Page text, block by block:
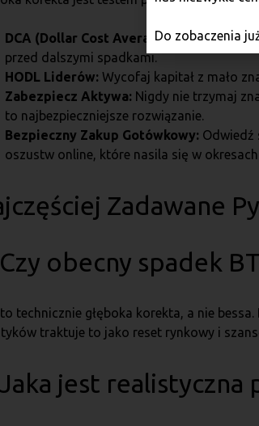
DCA (Dollar Cost Averaging):Regularne,
przed dalszymi spadkami.
HODL Liderów: Wycofaj kapitał z mało
Zabezpiecz Aktywa: Nigdy nie trzymaj
to najbezpieczniejsze rozwiązanie.
Bezpieczny Zakup Gotówkowy: Odwiedź
oszustw online, które nasila się w
Zadawane
obecny spadek
technicznie głęboka korekta, a nie
traktuje to jako reset rynkowy i
jest realistyczna
Do zobaczenia